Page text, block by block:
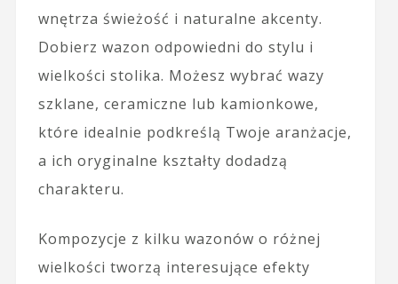
wnętrza świeżość i naturalne akcenty.
Dobierz wazon odpowiedni do stylu i
wielkości stolika. Możesz wybrać wazy
szklane, ceramiczne lub kamionkowe,
które idealnie podkreślą Twoje aranżacje,
a ich oryginalne kształty dodadzą
charakteru.
Kompozycje z kilku wazonów o różnej
wielkości tworzą interesujące efekty